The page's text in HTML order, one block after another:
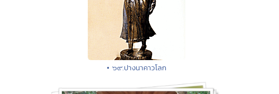
• ๖๙.ปางนาคาวโลก